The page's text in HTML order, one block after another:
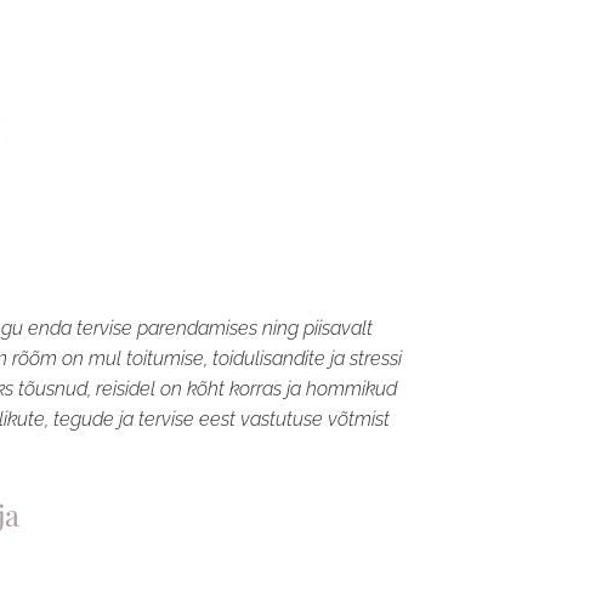
enda tervise parendamises ning piisavalt
on mul toitumise, toidulisandite ja stressi
tõusnud, reisidel on kõht korras ja hommikud
tegude ja tervise eest vastutuse võtmist